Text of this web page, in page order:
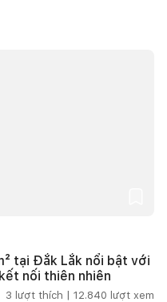
tại Đắk Lắk nổi bật với
nối thiên nhiên
3 lượt thích | 12.840 lượt xem